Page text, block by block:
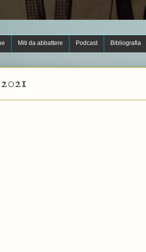
Miti da abbattere Podcast Bibliografia